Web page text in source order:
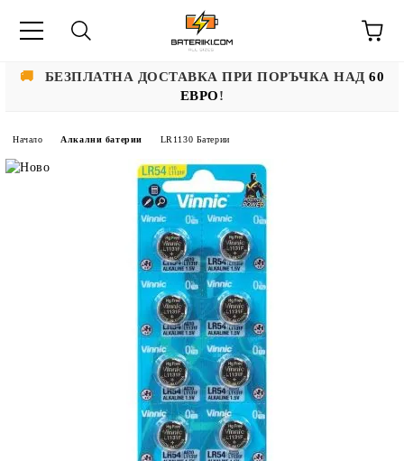
🚚 БЕЗПЛАТНА ДОСТАВКА ПРИ ПОРЪЧКА НАД60
ЕВРО!
Начало Алкални батерии LR1130 Батерии